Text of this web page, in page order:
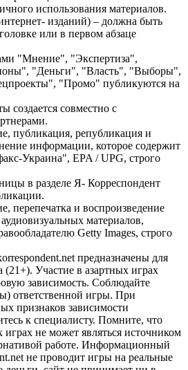
использования материалов.
изданий) – должна быть
или в первом абзаце
"Мнение", "Экспертиза",
"Деньги", "Власть", "Выборы",
"Промо" публикуются на
создается совместно с
публикация, републикация и
информации, которое содержит
Украина", EPA / UPG, строго
в разделе Я- Корреспондент
перепечатка и воспроизведение
материалов,
Getty Images, строго
предназначены для
(21+). Участие в азартных играх
зависимость. Соблюдайте
ответственной игры. При
признаков зависимости
к специалисту. Помните, что
играх не может являться источником
работе. Информационный
не проводит игры на реальные